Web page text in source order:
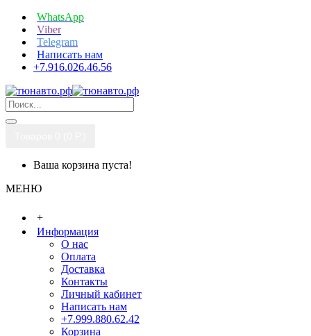
WhatsApp
Viber
Telegram
Написать нам
+7.916.026.46.56
Ваша корзина пуста!
МЕНЮ
+
Информация
О нас
Оплата
Доставка
Контакты
Личный кабинет
Написать нам
+7.999.880.62.42
Корзина